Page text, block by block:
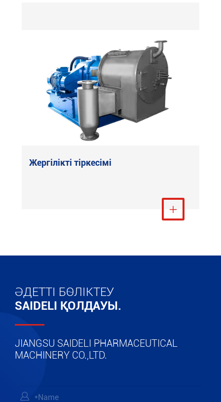
Жергілікті тіркесімі
Тағы қарау

ӘДЕТТІ БӨЛІКТЕУ
SAIDELI ҚОЛДАУЫ.
JIANGSU SAIDELI PHARMACEUTICAL
MACHINERY CO.,LTD.
